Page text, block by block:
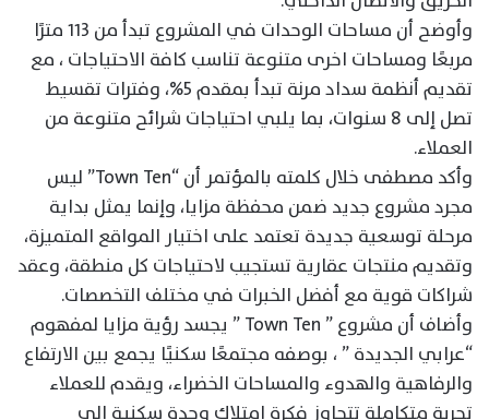
وأوضح أن مساحات الوحدات في المشروع تبدأ من ١١٣ مترًا
مربعًا ومساحات اخرى متنوعة تناسب كافة الاحتياجات ، مع
تقديم أنظمة سداد مرنة تبدأ بمقدم 5%، وفترات تقسيط
تصل إلى 8 سنوات، بما يلبي احتياجات شرائح متنوعة من
العملاء.
وأكد مصطفى خلال كلمته بالمؤتمر أن “Town Ten” ليس
مجرد مشروع جديد ضمن محفظة مزايا، وإنما يمثل بداية
مرحلة توسعية جديدة تعتمد على اختيار المواقع المتميزة،
وتقديم منتجات عقارية تستجيب لاحتياجات كل منطقة، وعقد
شراكات قوية مع أفضل الخبرات في مختلف التخصصات.
وأضاف أن مشروع ” Town Ten ” يجسد رؤية مزايا لمفهوم
“عرابي الجديدة ” ، بوصفه مجتمعًا سكنيًا يجمع بين الارتفاع
والرفاهية والهدوء والمساحات الخضراء، ويقدم للعملاء
تجربة متكاملة تتجاوز فكرة امتلاك وحدة سكنية إلى